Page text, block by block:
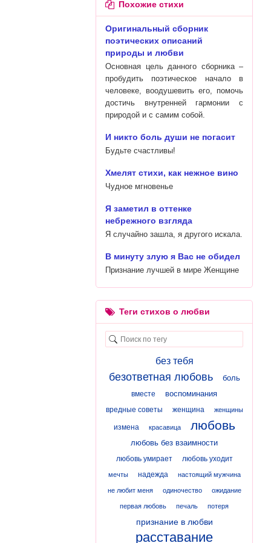
Похожие стихи
Оригинальный сборник
поэтических описаний
природы и любви
Основная цель данного сборника –
пробудить поэтическое начало в
человеке, воодушевить его, помочь
достичь внутренней гармонии с
природой и с самим собой.
И никто боль души не погасит
Будьте счастливы!
Хмелят стихи, как нежное вино
Чудное мгновенье
Я заметил в оттенке
небрежного взгляда
Я случайно зашла, я другого искала.
В минуту злую я Вас не обидел
Признание лучшей в мире Женщине
Теги стихов о любви
без тебя
безответная любовь боль
вместе воспоминания
вредные советы женщина женщины
измена красавица любовь
любовь без взаимности
любовь умирает любовь уходит
мечты надежда настоящий мужчина
не любит меня одиночество ожидание
первая любовь печаль потеря
признание в любви
расставание